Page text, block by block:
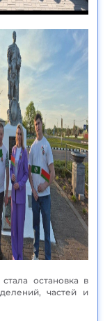
остановка в
частей и